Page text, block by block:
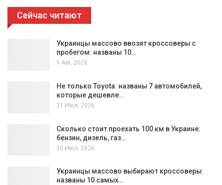
Сейчас читают
Украинцы массово ввозят кроссоверы с
пробегом: названы 10…
1 Авг, 2026
Не только Toyota: названы 7 автомобилей,
которые дешевле…
31 Июл, 2026
Сколько стоит проехать 100 км в Украине:
бензин, дизель, газ…
30 Июл, 2026
Украинцы массово выбирают кроссоверы:
названы 10 самых…